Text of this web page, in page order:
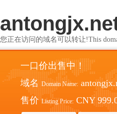
您正在访问的域名可以转让!This
一口价出售中！
域名 Domain Name:
售价 Listing Price: CNY